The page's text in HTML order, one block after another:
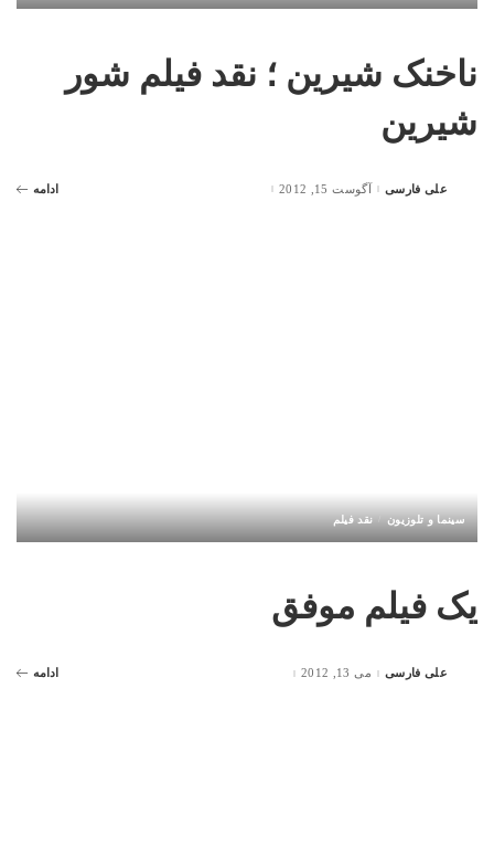
ناخنک شیرین ؛ نقد فیلم شور
شیرین
Postedعلی فارسی آگوست 15, 2012 ادامه
سینما و تلوزیون نقد فیلم
یک فیلم موفق
Postedعلی فارسی می 13, 2012 ادامه